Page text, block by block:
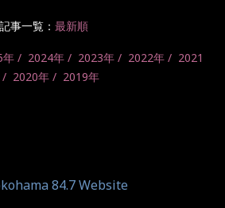
記事一覧： 最新順
年 2024年 2023年 2022年
2021
2020年 2019年
84.7 Website